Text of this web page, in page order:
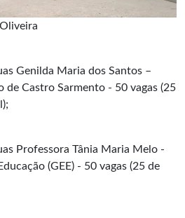
Genilda Maria dos Santos –
de Castro Sarmento - 50 vagas (25
Professora Tânia Maria Melo -
(GEE) - 50 vagas (25 de